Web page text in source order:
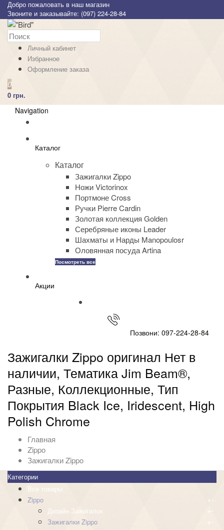
Добро пожаловать в наш магазин
Звоните и заказывайте: (097) 224-28-84
Личный кабинет
Избранное
Оформление заказа
0
0 грн.
Navigation
Каталог
Каталог
Зажигалки Zippo
Ножи Victorinox
Портмоне Cross
Ручки Pierre Cardin
Золотая коллекция Golden
Серебряные иконы Leader
Шахматы и Нарды Manopoulosr
Оловянная посуда Artina
Посмотреть все
Акции
Позвони: 097-224-28-84
Зажигалки Zippo оригинал Нет в
наличии, Тематика Jim Beam®,
Разные, Коллекционные, Тип
Покрытия Black Ice, Iridescent, High
Polish Chrome
Главная
Zippo
Зажигалки Zippo
Категории
Все товары
Zippo
+-
Дизайн Зажигалок +-
Зажигалки Zippo +-